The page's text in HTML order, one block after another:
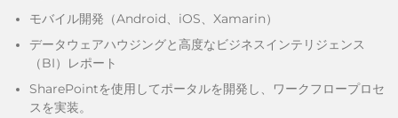
モバイル開発（Android、iOS、Xamarin）
データウェアハウジングと高度なビジネスインテリジェンス
（BI）レポート
SharePointを使用してポータルを開発し、ワークフロープロセ
スを実装。